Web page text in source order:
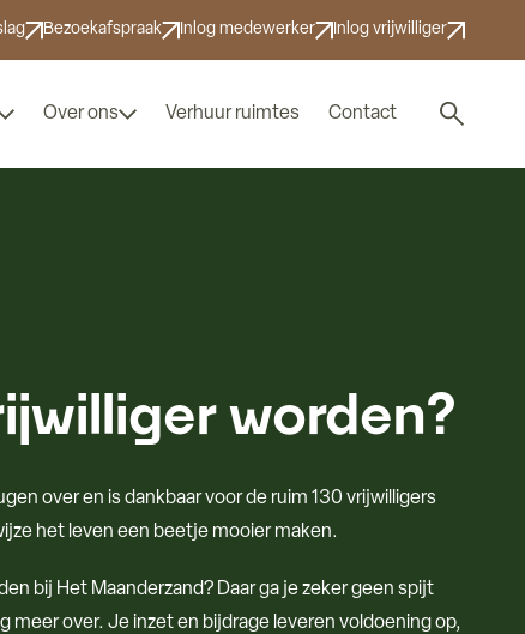
Bezoekafspraak Inlog medewerker Inlog vrijwilliger
Over ons Verhuur ruimtes Contact
Zoek
worden?
over en is dankbaar voor de ruim 130 vrijwilligers
het leven een beetje mooier maken.
bij Het Maanderzand? Daar ga je zeker geen spijt
meer over. Je inzet en bijdrage leveren voldoening op,